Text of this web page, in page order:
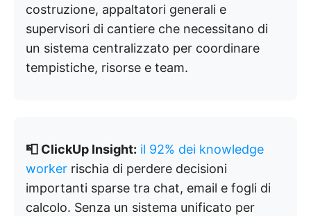
costruzione, appaltatori generali e
supervisori di cantiere che necessitano di
un sistema centralizzato per coordinare
tempistiche, risorse e team.
📮 ClickUp Insight: il 92% dei knowledge
worker rischia di perdere decisioni
importanti sparse tra chat, email e fogli di
calcolo. Senza un sistema unificato per